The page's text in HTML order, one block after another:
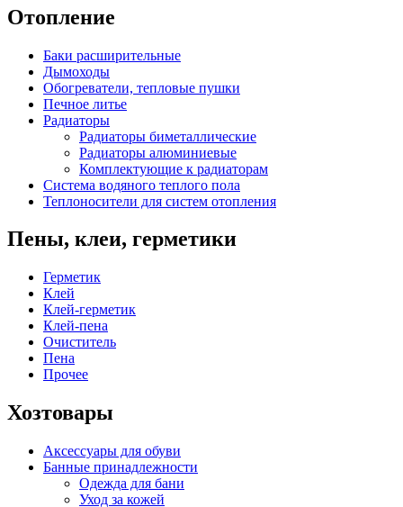
Отопление
Баки расширительные
Дымоходы
Обогреватели, тепловые пушки
Печное литье
Радиаторы
Радиаторы биметаллические
Радиаторы алюминиевые
Комплектующие к радиаторам
Система водяного теплого пола
Теплоносители для систем отопления
Пены, клеи, герметики
Герметик
Клей
Клей-герметик
Клей-пена
Очиститель
Пена
Прочее
Хозтовары
Аксессуары для обуви
Банные принадлежности
Одежда для бани
Уход за кожей